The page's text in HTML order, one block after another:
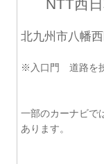
NTT西日
北九州市八幡
※入口門 道路を
一部のカーナビで
あります。